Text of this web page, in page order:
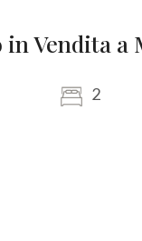
Vendita a
2